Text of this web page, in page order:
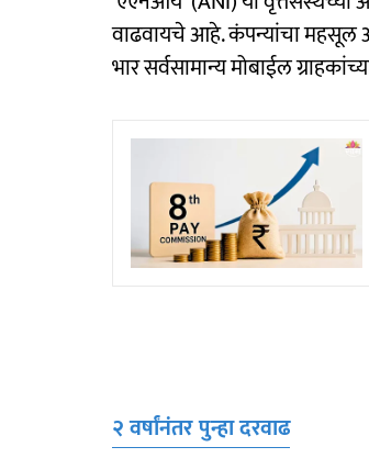
वाढवायचे आहे. कंपन्यांचा महसूल
भार सर्वसामान्य मोबाईल
२ वर्षांनंतर पुन्हा दरवाढ